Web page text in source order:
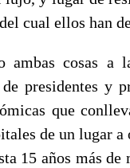
cual ellos han
ambas cosas
presidentes y
que
de un lugar
15 años más